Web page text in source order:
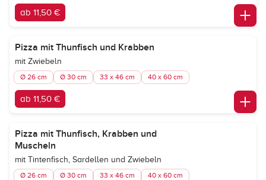
ab 11,50 €
Pizza mit Thunfisch und Krabben
mit Zwiebeln
Ø 26 cm Ø 30 cm 33 x 46 cm 40 x 60 cm
ab 11,50 €
Pizza mit Thunfisch, Krabben und
Muscheln
mit Tintenfisch, Sardellen und Zwiebeln
Ø 26 cm Ø 30 cm 33 x 46 cm 40 x 60 cm